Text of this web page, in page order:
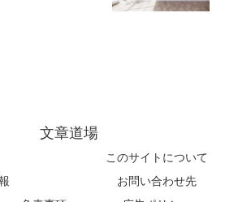
文章道場
このサイトについて
お問い合わせ先